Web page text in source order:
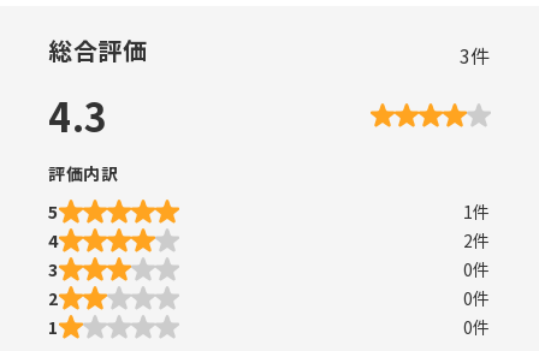
総合評価 3件
4.3
評価内訳
5
1件
4
2件
3
0件
2
0件
1
0件